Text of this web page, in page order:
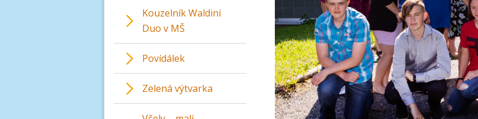
Kouzelník Waldini
Duo v MŠ
Povídálek
Zelená výtvarka